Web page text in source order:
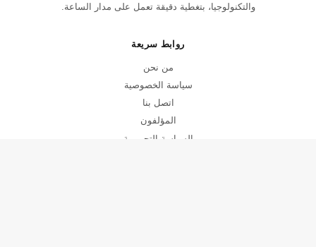
والتكنولوجيا، بتغطية دقيقة تعمل على مدار الساعة.
روابط سريعة
من نحن
سياسة الخصوصية
اتصل بنا
المؤلفون
السياسة التحريرية